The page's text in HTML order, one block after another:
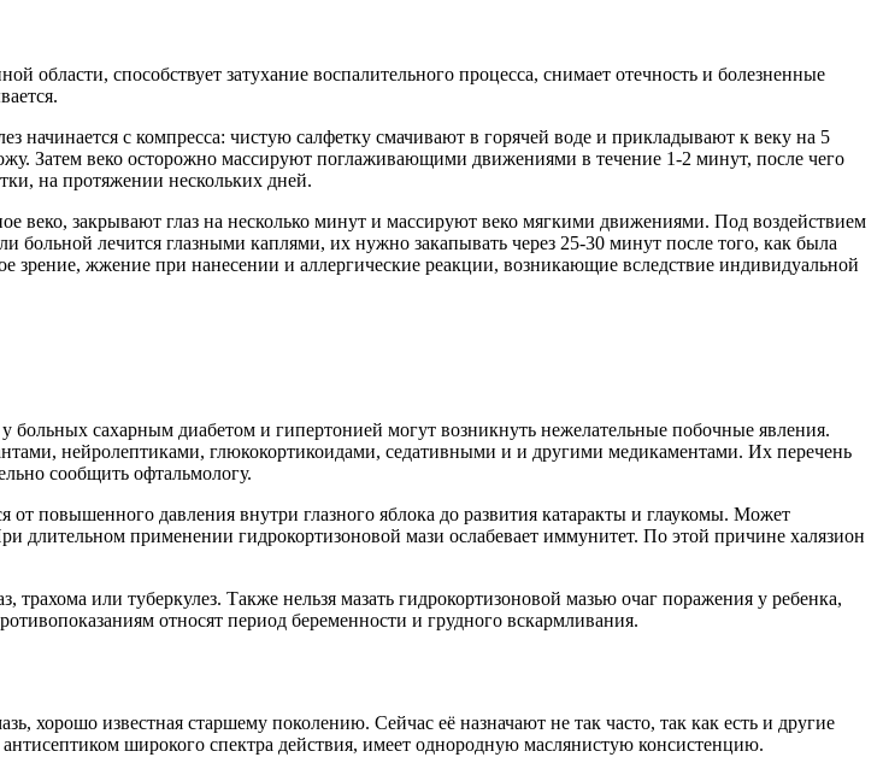
области, способствует затухание воспалительного процесса, снимает отечность и болезненные
с компресса: чистую салфетку смачивают в горячей воде и прикладывают к веку на 5
Затем веко осторожно массируют поглаживающими движениями в течение 1-2 минут, после чего
на протяжении нескольких дней.
веко, закрывают глаз на несколько минут и массируют веко мягкими движениями. Под воздействием
лечится глазными каплями, их нужно закапывать через 25-30 минут после того, как была
зрение, жжение при нанесении и аллергические реакции, возникающие вследствие индивидуальной
сахарным диабетом и гипертонией могут возникнуть нежелательные побочные явления.
нейролептиками, глюкокортикоидами, седативными и и другими медикаментами. Их перечень
сообщить офтальмологу.
повышенного давления внутри глазного яблока до развития катаракты и глаукомы. Может
длительном применении гидрокортизоновой мази ослабевает иммунитет. По этой причине халязион
или туберкулез. Также нельзя мазать гидрокортизоновой мазью очаг поражения у ребенка,
относят период беременности и грудного вскармливания.
хорошо известная старшему поколению. Сейчас её назначают не так часто, так как есть и другие
широкого спектра действия, имеет однородную маслянистую консистенцию.